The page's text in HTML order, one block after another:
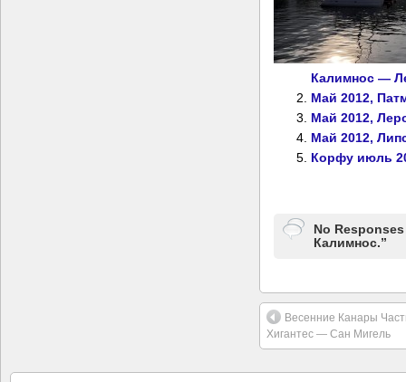
Калимнос —
Май 2012,
Май 2012,
Май 2012,
Корфу июль
No
Калимнос.”
Весенние Канары
Хигантес — Сан Мигель